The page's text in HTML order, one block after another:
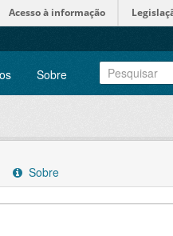
Acesso à informação
Sobre
Sobre